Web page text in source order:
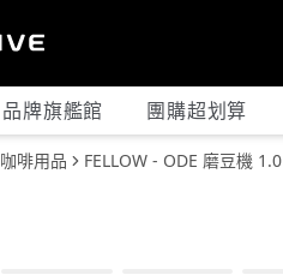
品牌旗艦館 團購超划算
咖啡用品 FELLOW - ODE 磨豆機 1.0